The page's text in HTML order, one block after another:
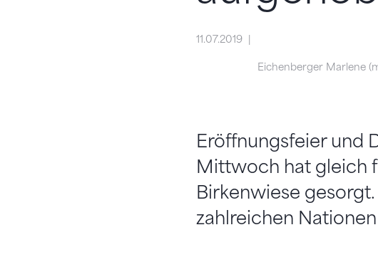
11.07.2019
Eichenberger Marlene
Eröffnungsfeier und
Mittwoch hat gleich
Birkenwiese
zahlreichen